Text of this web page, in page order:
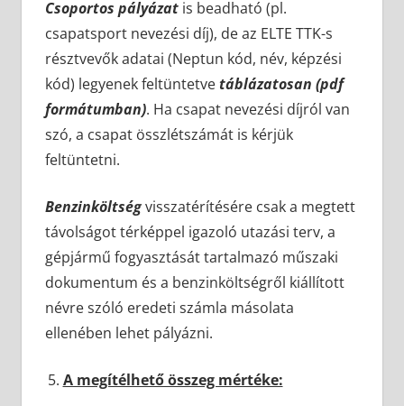
Csoportos pályázatis beadható (pl.
csapatsport nevezési díj), de az ELTE TTK-s
résztvevők adatai (Neptun kód, név, képzési
kód) legyenek feltüntetvetáblázatosan (pdf
formátumban). Ha csapat nevezési díjról van
szó, a csapat összlétszámát is kérjük
feltüntetni.
Benzinköltségvisszatérítésére csak a megtett
távolságot térképpel igazoló utazási terv, a
gépjármű fogyasztását tartalmazó műszaki
dokumentum és a benzinköltségről kiállított
névre szóló eredeti számla másolata
ellenében lehet pályázni.
A megítélhető összeg mértéke: